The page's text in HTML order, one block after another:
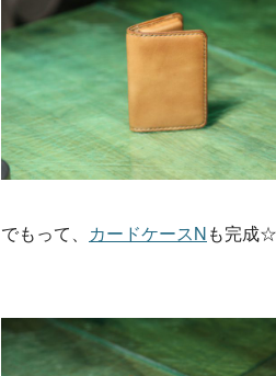
でもって、 カードケースNも完成☆